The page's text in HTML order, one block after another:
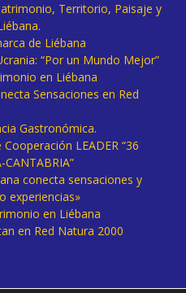
Territorio, Paisaje y
de Liébana
“Por un Mundo Mejor”
en Liébana
Sensaciones en Red
Gastronómica.
LEADER “36
conecta sensaciones y
experiencias»
en Liébana
en Red Natura 2000